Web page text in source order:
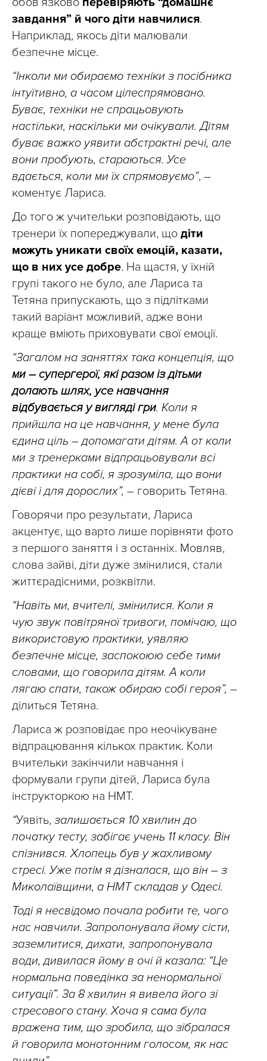
завдання” й чого діти навчилися.
Наприклад, якось діти малювали
безпечне місце.
“Інколи ми обираємо техніки з посібника
інтуїтивно, а часом цілеспрямовано.
Буває, техніки не спрацьовують
настільки, наскільки ми очікували. Дітям
буває важко уявити абстрактні речі, але
вони пробують, стараються. Усе
вдається, коли ми їх спрямовуємо”, –
коментує Лариса.
До того ж учительки розповідають, що
тренери їх попереджували, що діти
можуть уникати своїх емоцій, казати,
що в них усе добре. На щастя, у їхній
групі такого не було, але Лариса та
Тетяна припускають, що з підлітками
такий варіант можливий, адже вони
краще вміють приховувати свої емоції.
“Загалом на заняттях така концепція, що
ми – супергерої, які разом із дітьми
долають шлях, усе навчання
відбувається у вигляді гри. Коли я
прийшла на це навчання, у мене була
єдина ціль – допомагати дітям. А от коли
ми з тренерками відпрацьовували всі
практики на собі, я зрозуміла, що вони
дієві і для дорослих”, – говорить Тетяна.
Говорячи про результати, Лариса
акцентує, що варто лише порівняти фото
з першого заняття і з останніх. Мовляв,
слова зайві, діти дуже змінилися, стали
життєрадісними, розквітли.
“Навіть ми, вчителі, змінилися. Коли я
чую звук повітряної тривоги, помічаю, що
використовую практики, уявляю
безпечне місце, заспокоюю себе тими
словами, що говорила дітям. А коли
лягаю спати, також обираю собі героя”, –
ділиться Тетяна.
Лариса ж розповідає про неочікуване
відпрацювання кількох практик. Коли
вчительки закінчили навчання і
формували групи дітей, Лариса була
інструкторкою на НМТ.
“Уявіть, залишається 10 хвилин до
початку тесту, забігає учень 11 класу. Він
спізнився. Хлопець був у жахливому
стресі. Уже потім я дізналася, що він – з
Миколаївщини, а НМТ складав у Одесі.
Тоді я несвідомо почала робити те, чого
нас навчили. Запропонувала йому сісти,
заземлитися, дихати, запропонувала
води, дивилася йому в очі й казала: “Це
нормальна поведінка за ненормальної
ситуації”. За 8 хвилин я вивела його зі
стресового стану. Хоча я сама була
вражена тим, що зробила, що зібралася
й говорила монотонним голосом, як нас